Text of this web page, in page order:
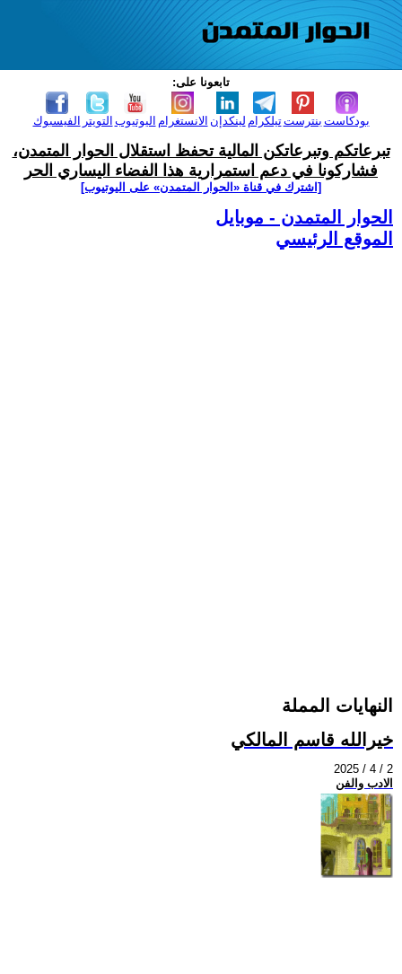
تابعونا على:
الفيسبوك التويتر اليوتيوب الانستغرام لينكدإن تيلكرامبنترست بودكاست
تبرعاتكم وتبرعاتكن المالية تحفظ استقلال الحوار المتمدن،
فشاركونا في دعم استمرارية هذا الفضاء اليساري الحر
[اشترك في قناة ‫«الحوار المتمدن» على اليوتيوب]
الحوار المتمدن - موبايل
الموقع الرئيسي
النهايات المملة
خيرالله قاسم المالكي
2025 / 4 / 2
الادب والفن